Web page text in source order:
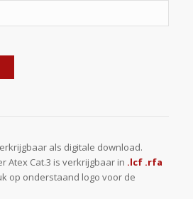
als digitale download.
Atex Cat.3 is verkrijgbaar in .lcf .rfa
op onderstaand logo voor de